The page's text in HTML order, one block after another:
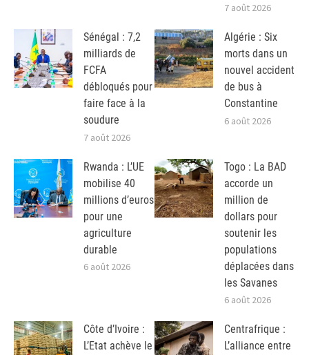
7 août 2026
Sénégal : 7,2
milliards de
FCFA
débloqués pour
faire face à la
soudure
7 août 2026
Algérie : Six
morts dans un
nouvel accident
de bus à
Constantine
6 août 2026
Rwanda : L’UE
mobilise 40
millions d’euros
pour une
agriculture
durable
6 août 2026
Togo : La BAD
accorde un
million de
dollars pour
soutenir les
populations
déplacées dans
les Savanes
6 août 2026
Côte d’Ivoire :
L’Etat achève le
Centrafrique :
L’alliance entre